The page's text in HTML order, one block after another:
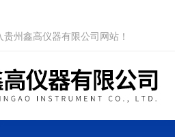
州鑫高仪器有限公司网站！